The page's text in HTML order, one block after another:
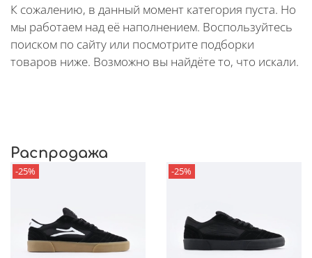
К сожалению, в данный момент категория пуста. Но
мы работаем над её наполнением. Воспользуйтесь
поиском по сайту или посмотрите подборки
товаров ниже. Возможно вы найдёте то, что искали.
Распродажа
-25% -25%